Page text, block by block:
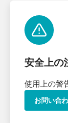
安全上の
使用上の警
お問い合